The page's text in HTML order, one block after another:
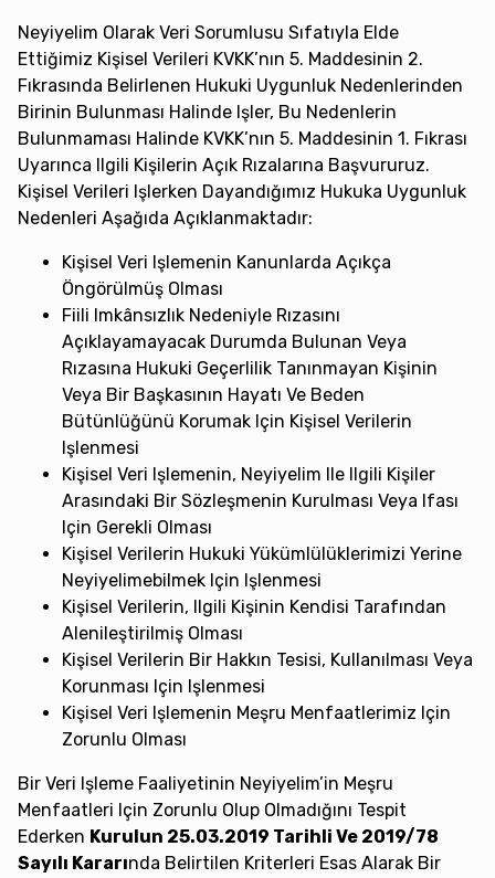
Neyiyelim Olarak Veri Sorumlusu Sıfatıyla Elde
Ettiğimiz Kişisel Verileri KVKK’nın 5. Maddesinin 2.
Fıkrasında Belirlenen Hukuki Uygunluk Nedenlerinden
Birinin Bulunması Halinde Işler, Bu Nedenlerin
Bulunmaması Halinde KVKK’nın 5. Maddesinin 1. Fıkrası
Uyarınca Ilgili Kişilerin Açık Rızalarına Başvururuz.
Kişisel Verileri Işlerken Dayandığımız Hukuka Uygunluk
Nedenleri Aşağıda Açıklanmaktadır:
Kişisel Veri Işlemenin Kanunlarda Açıkça
Öngörülmüş Olması
Fiili Imkânsızlık Nedeniyle Rızasını
Açıklayamayacak Durumda Bulunan Veya
Rızasına Hukuki Geçerlilik Tanınmayan Kişinin
Veya Bir Başkasının Hayatı Ve Beden
Bütünlüğünü Korumak Için Kişisel Verilerin
Işlenmesi
Kişisel Veri Işlemenin, Neyiyelim Ile Ilgili Kişiler
Arasındaki Bir Sözleşmenin Kurulması Veya Ifası
Için Gerekli Olması
Kişisel Verilerin Hukuki Yükümlülüklerimizi Yerine
Neyiyelimebilmek Için Işlenmesi
Kişisel Verilerin, Ilgili Kişinin Kendisi Tarafından
Alenileştirilmiş Olması
Kişisel Verilerin Bir Hakkın Tesisi, Kullanılması Veya
Korunması Için Işlenmesi
Kişisel Veri Işlemenin Meşru Menfaatlerimiz Için
Zorunlu Olması
Bir Veri Işleme Faaliyetinin Neyiyelim’in Meşru
Menfaatleri Için Zorunlu Olup Olmadığını Tespit
Ederken Kurulun 25.03.2019 Tarihli Ve 2019/78
Sayılı KararıNda Belirtilen Kriterleri Esas Alarak Bir